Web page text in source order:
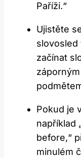
Paříži.“
Ujistěte
slovosled
začínat
Pokud je
například
before,“
minulém